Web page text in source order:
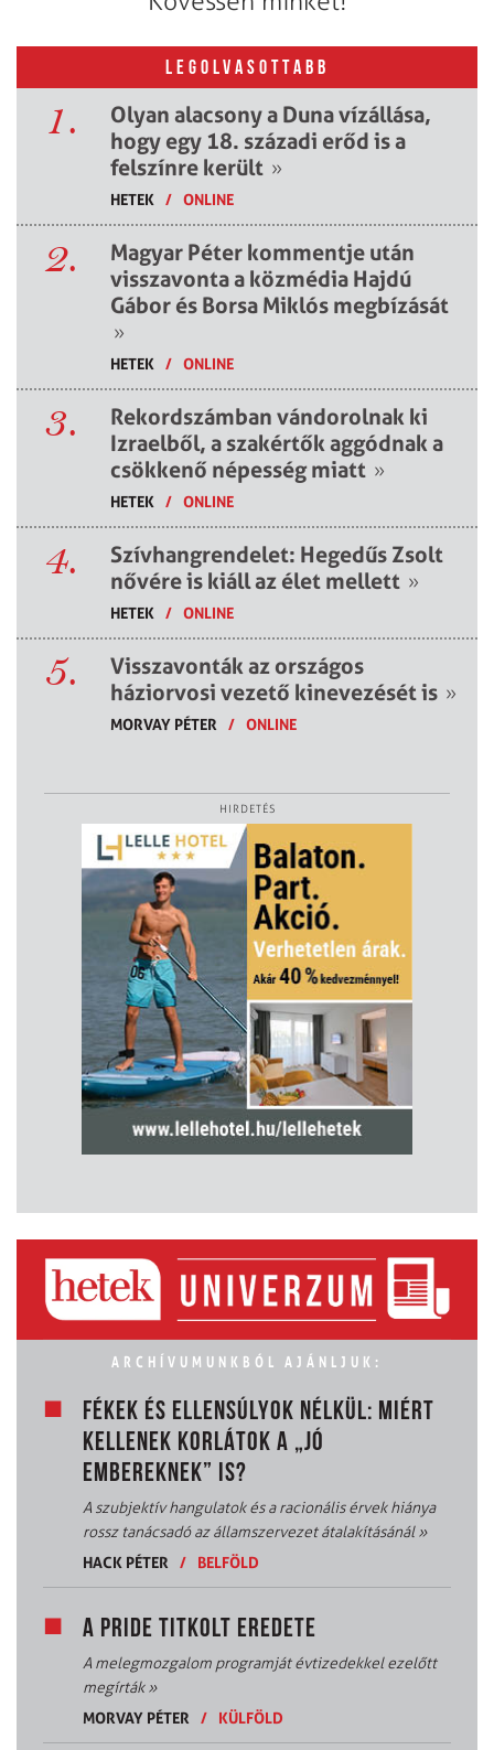
LEGOLVASOTTABB
1.
Olyan alacsony a Duna vízállása,
hogy egy 18. századi erőd is a
felszínre került »
HETEK / ONLINE
2.
Magyar Péter kommentje után
visszavonta a közmédia Hajdú
Gábor és Borsa Miklós megbízását
»
HETEK / ONLINE
3.
Rekordszámban vándorolnak ki
Izraelből, a szakértők aggódnak a
csökkenő népesség miatt »
HETEK / ONLINE
4.
Szívhangrendelet: Hegedűs Zsolt
nővére is kiáll az élet mellett »
HETEK / ONLINE
5.
Visszavonták az országos
háziorvosi vezető kinevezését is »
MORVAY PÉTER / ONLINE
HIRDETÉS
ARCHÍVUMUNKBÓL AJÁNLJUK:
FÉKEK ÉS ELLENSÚLYOK NÉLKÜL: MIÉRT
KELLENEK KORLÁTOK A „JÓ
EMBEREKNEK” IS?
A szubjektív hangulatok és a racionális érvek hiánya
rossz tanácsadó az államszervezet átalakításánál»
HACK PÉTER
/ BELFÖLD
A PRIDE TITKOLT EREDETE
A melegmozgalom programját évtizedekkel ezelőtt
megírták»
MORVAY PÉTER
/ KÜLFÖLD